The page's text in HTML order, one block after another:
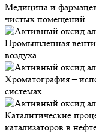
Медицина и
чистых помещений
Промышленная
воздуха
Хроматография –
системах
Каталитические
катализаторов в